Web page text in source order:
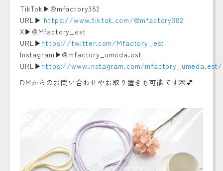
TikTok▶︎@mfactory382
URL▶︎ https://www.tiktok.com/@mfactory382
X▶︎@Mfactory_est
URL▶︎ https://twitter.com/Mfactory_est
Instagram▶︎@mfactory_umeda.est
URL▶︎ https://www.instagram.com/mfactory_umeda.est/
DMからのお問い合わせやお取り置きも可能です💌💕